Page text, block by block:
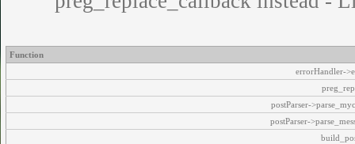
Function
errorHandler-
postParser-
postParser-